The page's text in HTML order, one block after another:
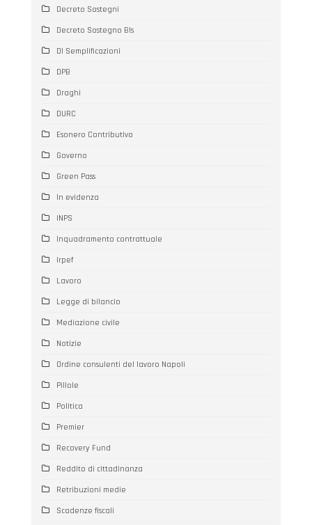
Decreto Sostegni
Decreto Sostegno BIs
Dl Semplificazioni
DPB
Draghi
DURC
Esonero Contributivo
Governo
Green Pass
In evidenza
INPS
Inquadramento contrattuale
Irpef
Lavoro
Legge di bilancio
Mediazione civile
Notizie
Ordine consulenti del lavoro Napoli
Pillole
Politica
Premier
Recovery Fund
Reddito di cittadinanza
Retribuzioni medie
Scadenze fiscali